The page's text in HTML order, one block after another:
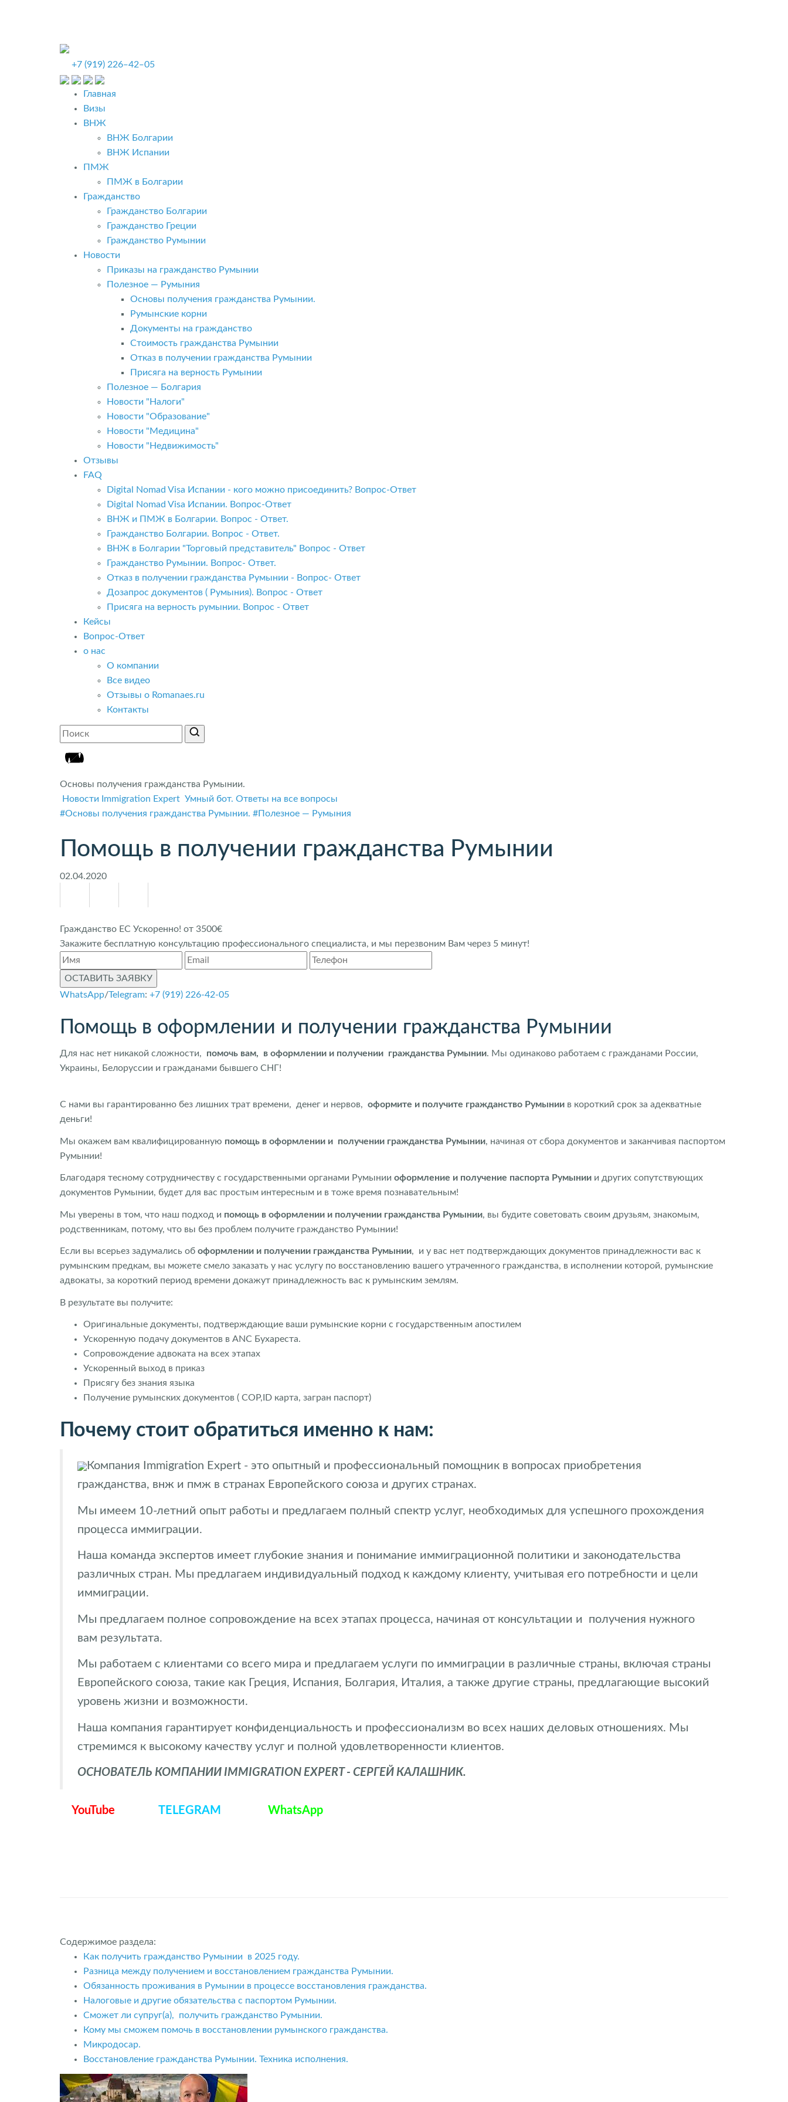
+7 (919) 226‒42‒05
Главная
Визы
ВНЖ
ВНЖ Болгарии
ВНЖ Испании
ПМЖ
ПМЖ в Болгарии
Гражданство
Гражданство Болгарии
Гражданство Греции
Гражданство Румынии
Новости
Приказы на гражданство Румынии
Полезное — Румыния
Основы получения гражданства Румынии.
Румынские корни
Документы на гражданство
Стоимость гражданства Румынии
Отказ в получении гражданства Румынии
Присяга на верность Румынии
Полезное — Болгария
Новости "Налоги"
Новости "Образование"
Новости "Медицина"
Новости "Недвижимость"
Отзывы
FAQ
Digital Nomad Visa Испании - кого можно присоединить? Вопрос-Ответ
Digital Nomad Visa Испании. Вопрос-Ответ
ВНЖ и ПМЖ в Болгарии. Вопрос - Ответ.
Гражданство Болгарии. Вопрос - Ответ.
ВНЖ в Болгарии "Торговый представитель" Вопрос - Ответ
Гражданство Румынии. Вопрос- Ответ.
Отказ в получении гражданства Румынии - Вопрос- Ответ
Дозапрос документов ( Румыния). Вопрос - Ответ
Присяга на верность румынии. Вопрос - Ответ
Кейсы
Вопрос-Ответ
о нас
О компании
Все видео
Отзывы о Romanaes.ru
Контакты
Основы получения гражданства Румынии.
Новости Immigration Expert Умный бот. Ответы на все вопросы
#Основы получения гражданства Румынии. #Полезное — Румыния
Помощь в получении гражданства Румынии
02.04.2020
Гражданство ЕС Ускоренно! от 3500€
Закажите бесплатную консультацию профессионального специалиста, и мы перезвоним Вам через 5 минут!
ОСТАВИТЬ ЗАЯВКУ
WhatsApp/Telegram: +7 (919) 226-42-05
Помощь в оформлении и получении гражданства Румынии
Для нас нет никакой сложности, помочь вам, в оформлении и получении гражданства Румынии. Мы одинаково работаем с гражданами России,
Украины, Белоруссии и гражданами бывшего СНГ!
С нами вы гарантированно без лишних трат времени, денег и нервов, оформите и получите гражданство Румынии в короткий срок за адекватные
деньги!
Мы окажем вам квалифицированную помощь в оформлении и получении гражданства Румынии, начиная от сбора документов и заканчивая паспортом
Румынии!
Благодаря тесному сотрудничеству с государственными органами Румынии оформление и получение паспорта Румынии и других сопутствующих
документов Румынии, будет для вас простым интересным и в тоже время познавательным!
Мы уверены в том, что наш подход и помощь в оформлении и получении гражданства Румынии, вы будите советовать своим друзьям, знакомым,
родственникам, потому, что вы без проблем получите гражданство Румынии!
Если вы всерьез задумались об оформлении и получении гражданства Румынии, и у вас нет подтверждающих документов принадлежности вас к
румынским предкам, вы можете смело заказать у нас услугу по восстановлению вашего утраченного гражданства, в исполнении которой, румынские
адвокаты, за короткий период времени докажут принадлежность вас к румынским землям.
В результате вы получите:
Оригинальные документы, подтверждающие ваши румынские корни с государственным апостилем
Ускоренную подачу документов в ANC Бухареста.
Сопровождение адвоката на всех этапах
Ускоренный выход в приказ
Присягу без знания языка
Получение румынских документов ( СОР,ID карта, загран паспорт)
Почему стоит обратиться именно к нам:
Компания Immigration Expert - это опытный и профессиональный помощник в вопросах приобретения
гражданства, внж и пмж в странах Европейского союза и других странах.
Мы имеем 10-летний опыт работы и предлагаем полный спектр услуг, необходимых для успешного прохождения
процесса иммиграции.
Наша команда экспертов имеет глубокие знания и понимание иммиграционной политики и законодательства
различных стран. Мы предлагаем индивидуальный подход к каждому клиенту, учитывая его потребности и цели
иммиграции.
Мы предлагаем полное сопровождение на всех этапах процесса, начиная от консультации и получения нужного
вам результата.
Мы работаем с клиентами со всего мира и предлагаем услуги по иммиграции в различные страны, включая страны
Европейского союза, такие как Греция, Испания, Болгария, Италия, а также другие страны, предлагающие высокий
уровень жизни и возможности.
Наша компания гарантирует конфиденциальность и профессионализм во всех наших деловых отношениях. Мы
стремимся к высокому качеству услуг и полной удовлетворенности клиентов.
ОСНОВАТЕЛЬ КОМПАНИИ IMMIGRATION EXPERT - СЕРГЕЙ КАЛАШНИК.
YouTube TELEGRAM WhatsApp
Содержимое раздела:
Как получить гражданство Румынии в 2025 году.
Разница между получением и восстановлением гражданства Румынии.
Обязанность проживания в Румынии в процессе восстановления гражданства.
Налоговые и другие обязательства с паспортом Румынии.
Сможет ли супруг(а), получить гражданство Румынии.
Кому мы сможем помочь в восстановлении румынского гражданства.
Микродосар.
Восстановление гражданства Румынии. Техника исполнения.